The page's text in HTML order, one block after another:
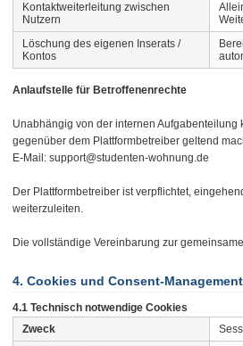
Kontaktweiterleitung zwischen
Nutzern
Löschung des eigenen Inserats /
Kontos
Anlaufstelle für Betroffenenrechte
Unabhängig von der internen
gegenüber dem Plattformbetreiber geltend
E-Mail: support@studenten-wohnung.de
Der Plattformbetreiber ist verpflichtet,
weiterzuleiten.
Die vollständige Vereinbarung zur
4. Cookies und Consent-Management
4.1 Technisch notwendige Cookies
Zweck